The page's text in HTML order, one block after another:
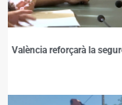
València reforçarà la